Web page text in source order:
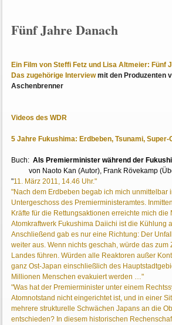
Fünf Jahre Danach
Ein Film von Steffi Fetz und Lisa Altmeier: Fünf
Das zugehörige Interviewmit den Produzenten
Aschenbrenner
Videos des WDR
5 Jahre Fukushima: Erdbeben, Tsunami, Super-
Buch:Als Premierminister während der
von Naoto Kan (Autor), Frank Rövekamp
"11. März 2011, 14.46 Uhr."
"Nach dem Erdbeben begab ich mich unmittelbar
Untergeschoss des Premierministeramtes.
Kräfte für die Rettungsaktionen erreichte mich die
Atomkraftwerk Fukushima Daiichi ist die Kühlung
Anschließend gab es nur eine Richtung: Der
weiter aus. Wenn nichts geschah, würde das zum
Landes führen. Würden alle Reaktoren außer
ganz Ost-Japan einschließlich des
Millionen Menschen evakuiert werden …"
"Was hat der Premierminister unter einem
Atomnotstand nicht eingerichtet ist, und in einer
mehrere strukturelle Schwächen Japans an die
entschieden? In diesem historischen